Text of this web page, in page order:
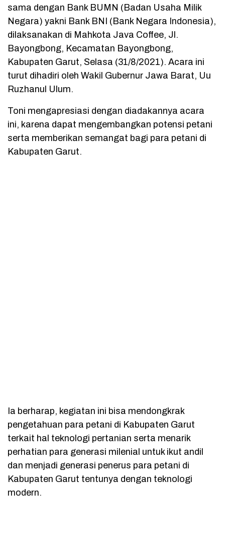
sama dengan Bank BUMN (Badan Usaha Milik
Negara) yakni Bank BNI (Bank Negara Indonesia),
dilaksanakan di Mahkota Java Coffee, Jl.
Bayongbong, Kecamatan Bayongbong,
Kabupaten Garut, Selasa (31/8/2021). Acara ini
turut dihadiri oleh Wakil Gubernur Jawa Barat, Uu
Ruzhanul Ulum.
Toni mengapresiasi dengan diadakannya acara
ini, karena dapat mengembangkan potensi petani
serta memberikan semangat bagi para petani di
Kabupaten Garut.
Ia berharap, kegiatan ini bisa mendongkrak
pengetahuan para petani di Kabupaten Garut
terkait hal teknologi pertanian serta menarik
perhatian para generasi milenial untuk ikut andil
dan menjadi generasi penerus para petani di
Kabupaten Garut tentunya dengan teknologi
modern.